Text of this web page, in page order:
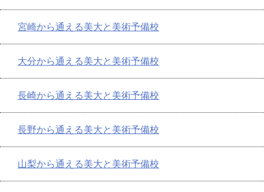
宮崎から通える美大と美術予備校
大分から通える美大と美術予備校
長崎から通える美大と美術予備校
長野から通える美大と美術予備校
山梨から通える美大と美術予備校